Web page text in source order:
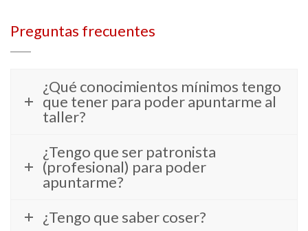
Preguntas frecuentes
¿Qué conocimientos mínimos tengo
que tener para poder apuntarme al
taller?
¿Tengo que ser patronista
(profesional) para poder
apuntarme?
¿Tengo que saber coser?